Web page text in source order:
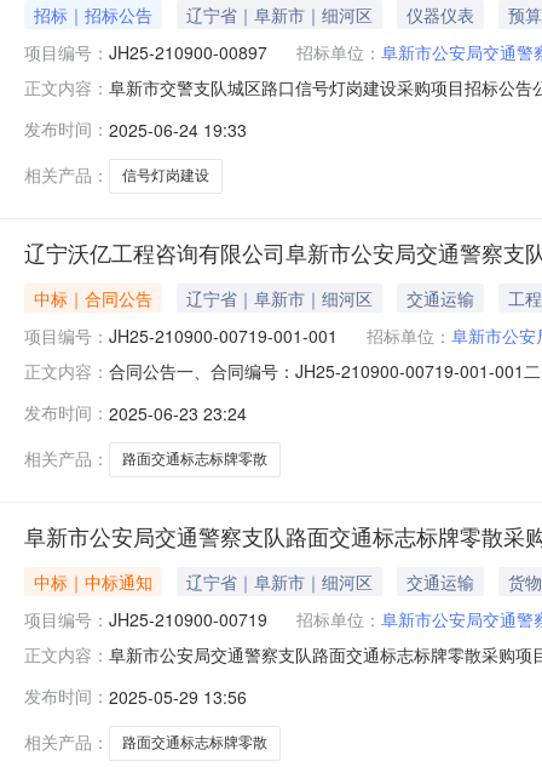
招标｜招标公告 辽宁省｜阜新市｜细河区 仪器仪表
预
项目编号： JH25-210900-00897 招标单位： 阜新市公安局交通警
正文内容： 阜新市交警支队城区路口信号灯岗建设采购项目招标公
本情况项目编号：JH25-210900-00897项目名称：阜新
发布时间： 2025-06-24 19:33
相关产品：
信号灯岗建设
辽宁沃亿工程咨询有限公司阜新市公安局交通警察支
中标｜合同公告 辽宁省｜阜新市｜细河区 交通运输
工程
项目编号： JH25-210900-00719-001-001 招标单位： 阜新市公安
正文内容： 合同公告一、合同编号：JH25-210900-00719-001-001
局交通警察支队地址：辽宁省阜新市细河区中华路5号联
发布时间： 2025-06-23 23:24
相关产品：
路面交通标志标牌零散
阜新市公安局交通警察支队路面交通标志标牌零散采
中标｜中标通知 辽宁省｜阜新市｜细河区 交通运输
货物
项目编号： JH25-210900-00719 招标单位： 阜新市公安局交通警
正文内容： 阜新市公安局交通警察支队路面交通标志标牌零散采购
包组编号：001包组名称：阜新市公安局交通警察支队路
495,858.4（元）评
发布时间： 2025-05-29 13:56
相关产品：
路面交通标志标牌零散